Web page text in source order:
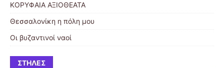
ΚΟΡΥΦΑΙΑ ΑΞΙΟΘΕΑΤΑ
Θεσσαλονίκη η πόλη μου
Οι βυζαντινοί ναοί
ΣΤΉΛΕΣ